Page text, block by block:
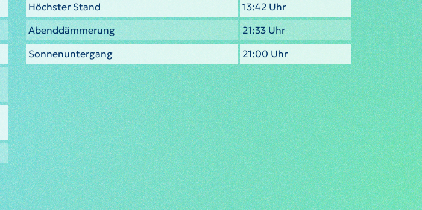
Höchster Stand
13:42 Uhr
Abenddämmerung
21:33 Uhr
Sonnenuntergang
21:00 Uhr